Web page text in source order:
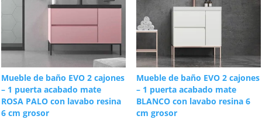
Mueble de baño EVO 2 cajones
– 1 puerta acabado mate
ROSA PALO con lavabo resina
6 cm grosor
Mueble de baño EVO 2 cajones
– 1 puerta acabado mate
BLANCO con lavabo resina 6
cm grosor